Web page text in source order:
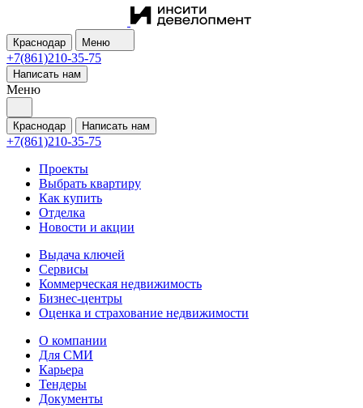
Краснодар Меню
+7(861)210-35-75
Написать нам
Меню
Краснодар Написать нам
+7(861)210-35-75
Проекты
Выбрать квартиру
Как купить
Отделка
Новости и акции
Выдача ключей
Сервисы
Коммерческая недвижимость
Бизнес-центры
Оценка и страхование недвижимости
О компании
Для СМИ
Карьера
Тендеры
Документы